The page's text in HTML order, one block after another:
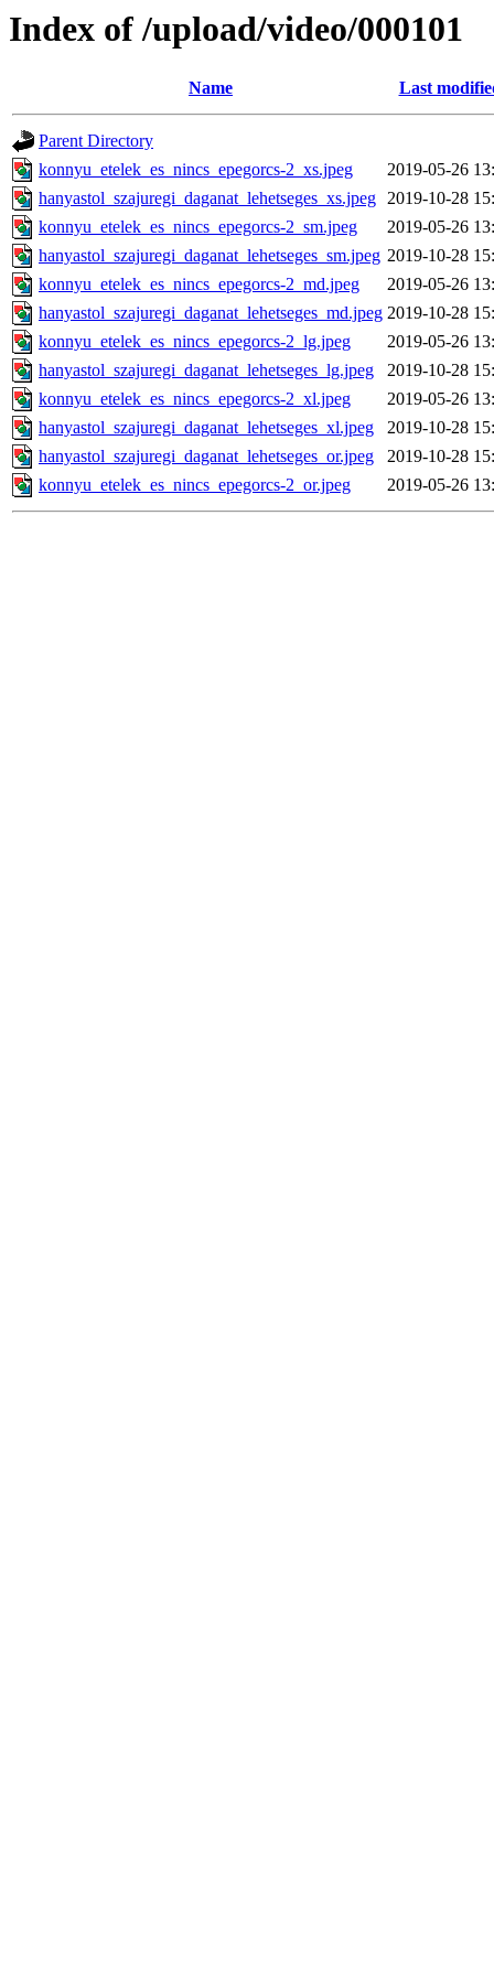
Index of /upload/video/000101
Name Last
Parent Directory
konnyu_etelek_es_nincs_epegorcs-2_xs.jpeg
2019-05-26
hanyastol_szajuregi_daganat_lehetseges_xs.jpeg 2019-10-28
konnyu_etelek_es_nincs_epegorcs-2_sm.jpeg
2019-05-26
hanyastol_szajuregi_daganat_lehetseges_sm.jpeg 2019-10-28
konnyu_etelek_es_nincs_epegorcs-2_md.jpeg
2019-05-26
hanyastol_szajuregi_daganat_lehetseges_md.jpeg 2019-10-28
konnyu_etelek_es_nincs_epegorcs-2_lg.jpeg
2019-05-26
hanyastol_szajuregi_daganat_lehetseges_lg.jpeg
2019-10-28
konnyu_etelek_es_nincs_epegorcs-2_xl.jpeg
2019-05-26
hanyastol_szajuregi_daganat_lehetseges_xl.jpeg
2019-10-28
hanyastol_szajuregi_daganat_lehetseges_or.jpeg
2019-10-28
konnyu_etelek_es_nincs_epegorcs-2_or.jpeg
2019-05-26